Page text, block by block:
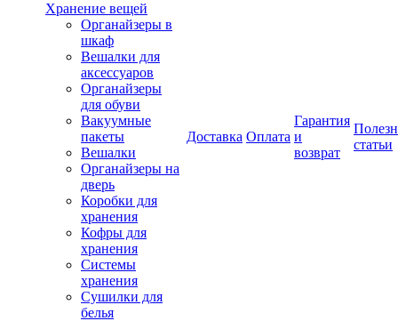
Хранение вещей
Органайзеры в
шкаф
Вешалки для
аксессуаров
Органайзеры
для обуви
Вакуумные
пакеты
Вешалки
Органайзеры на
дверь
Коробки для
хранения
Кофры для
хранения
Системы
хранения
Сушилки для
белья
Доставка Оплата
Гарантия
и
возврат
статьи